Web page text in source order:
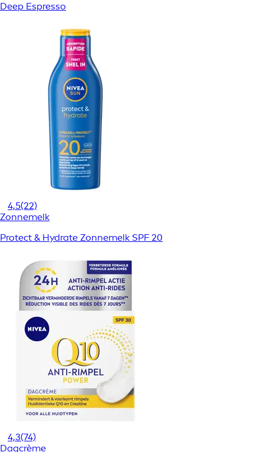
Deep Espresso
4,5(22)
Zonnemelk
Protect & Hydrate Zonnemelk SPF 20
4,3(74)
Dagcrème